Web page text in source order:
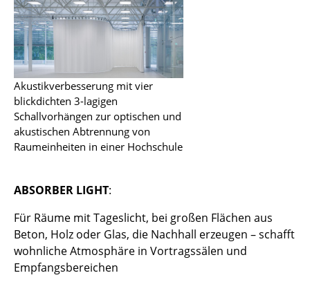
smow Kompass
Stores
Berlin
Chemnitz
Düsseldorf
Essen
Hamburg
Hannover
Akustikverbesserung mit vier
blickdichten 3-lagigen
Schallvorhängen zur optischen und
akustischen Abtrennung von
Raumeinheiten in einer Hochschule
ABSORBER LIGHT:
Für Räume mit Tageslicht, bei großen Flächen aus
Beton, Holz oder Glas, die Nachhall erzeugen – schafft
wohnliche Atmosphäre in Vortragssälen und
Empfangsbereichen